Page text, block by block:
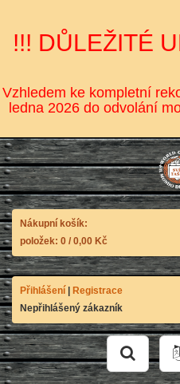
!!! DŮLEŽITÉ
Vzhledem ke kompletní
ledna 2026 do odvolání
Nákupní košík:
položek: 0 / 0,00 Kč
Přihlášení
Registrace
Nepřihlášený zákazník